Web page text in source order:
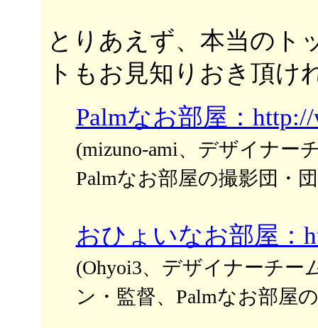
とりあえず、本当のト
トもお見知りおき頂け
Palmなお部屋：http://
(mizuno-ami、デザイナー
Palmなお部屋の撮影団・
おひょいなお部屋：
(Ohyoi3、デザイナーチー
ン・監督、Palmなお部屋